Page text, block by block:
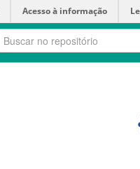
Acesso à informação